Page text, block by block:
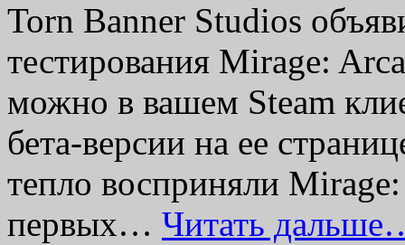
Torn Banner Studios
тестирования Mirage:
можно в вашем Steam
бета-версии на ее
тепло восприняли
первых… Читать